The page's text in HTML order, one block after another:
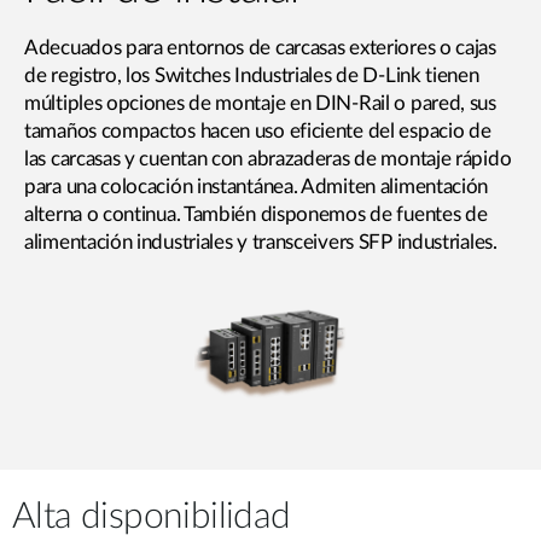
Adecuados para entornos de carcasas exteriores o cajas
de registro, los Switches Industriales de D-Link tienen
múltiples opciones de montaje en DIN-Rail o pared, sus
tamaños compactos hacen uso eficiente del espacio de
las carcasas y cuentan con abrazaderas de montaje rápido
para una colocación instantánea. Admiten alimentación
alterna o continua. También disponemos de fuentes de
alimentación industriales y transceivers SFP industriales.
Alta disponibilidad